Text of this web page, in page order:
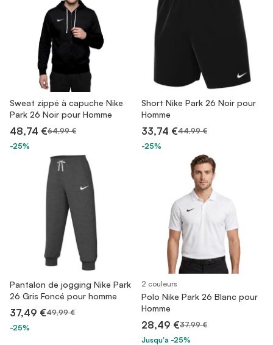
Sweat zippé à capuche Nike
Park 26 Noir pour Homme
48,74 €64,99 €
-25%
Short Nike Park 26 Noir pour
Homme
33,74 €44,99 €
-25%
Pantalon de jogging Nike Park
26 Gris Foncé pour homme
37,49 €49,99 €
-25%
2 couleurs
Polo Nike Park 26 Blanc pour
Homme
28,49 €37,99 €
Jusqu'à -25%